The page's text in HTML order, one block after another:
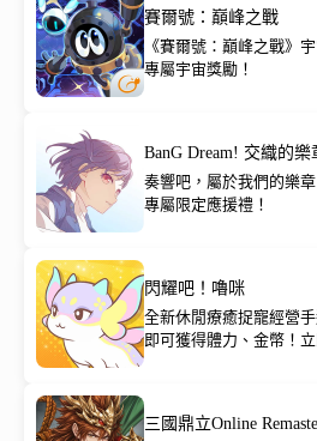
賽爾號：巔峰之戰
《賽爾號：巔峰之戰》
專屬宇宙獎勵！
BanG Dream! 交織的樂
奏響吧，屬於我們的樂
專屬限定應援禮！
閃耀吧！嚕咪
全新休閒療癒捉寵經營
即可獲得體力、金幣！立
三國鼎立Online